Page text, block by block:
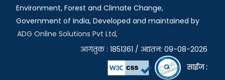
Environment, Forest and Climate Change,
Government of India, Developed and maintained by
ADG Online Solutions Pvt Ltd,
आगंतुक : 1851361 / अद्यतन: 09-08-2026
साईज :